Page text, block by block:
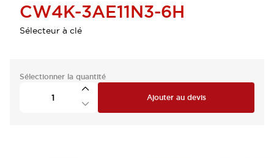
CW4K-3AE11N3-6H
Sélecteur à clé
Sélectionner la quantité
Ajouter au devis